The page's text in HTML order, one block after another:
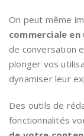
On peut même
commerciale en
de conversation
plonger vos
dynamiser leur
Des outils de
fonctionnalités